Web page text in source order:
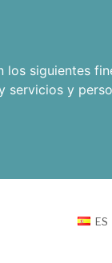
los siguientes
servicios y
ES